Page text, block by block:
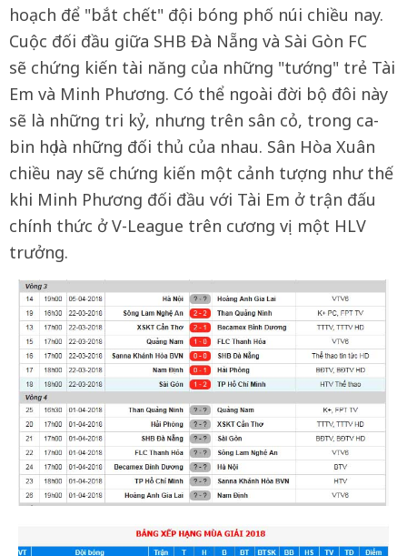
hoạch để "bắt chết" đội bóng phố núi chiều nay.
Cuộc đối đầu giữa SHB Đà Nẵng và Sài Gòn FC
sẽ chứng kiến tài năng của những "tướng" trẻ Tài
Em và Minh Phương. Có thể ngoài đời bộ đôi này
sẽ là những tri kỷ, nhưng trên sân cỏ, trong ca-
bin họ là những đối thủ của nhau. Sân Hòa Xuân
chiều nay sẽ chứng kiến một cảnh tượng như thế
khi Minh Phương đối đầu với Tài Em ở trận đấu
chính thức ở V-League trên cương vị một HLV
trưởng.